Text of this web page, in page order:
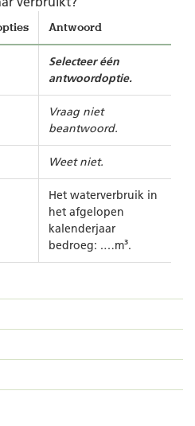
Antwoord
Selecteer één
antwoordoptie.
Vraag niet
beantwoord.
Weet niet.
Het waterverbruik in
het afgelopen
kalenderjaar
bedroeg: .…m³.